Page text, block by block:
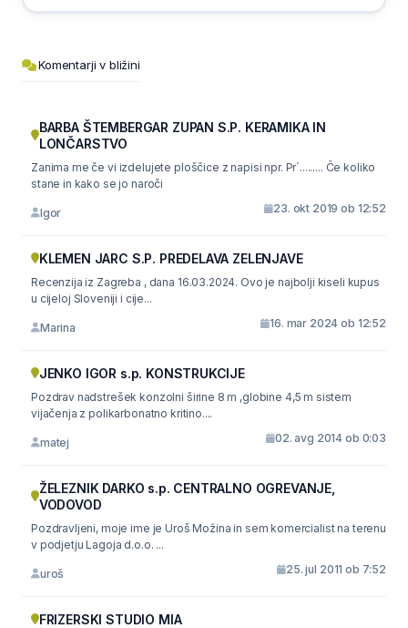
Komentarji v bližini
BARBA ŠTEMBERGAR ZUPAN S.P. KERAMIKA IN
LONČARSTVO
Zanima me če vi izdelujete ploščice z napisi npr. Pr´......... Če koliko
stane in kako se jo naroči
Igor 23. okt 2019 ob 12:52
KLEMEN JARC S.P. PREDELAVA ZELENJAVE
Recenzija iz Zagreba , dana 16.03.2024. Ovo je najbolji kiseli kupus
u cijeloj Sloveniji i cije...
Marina 16. mar 2024 ob 12:52
JENKO IGOR s.p. KONSTRUKCIJE
Pozdrav nadstrešek konzolni širine 8 m ,globine 4,5 m sistem
vijačenja z polikarbonatno kritino....
matej 02. avg 2014 ob 0:03
ŽELEZNIK DARKO s.p. CENTRALNO OGREVANJE,
VODOVOD
Pozdravljeni, moje ime je Uroš Možina in sem komercialist na terenu
v podjetju Lagoja d.o.o. ...
uroš 25. jul 2011 ob 7:52
FRIZERSKI STUDIO MIA